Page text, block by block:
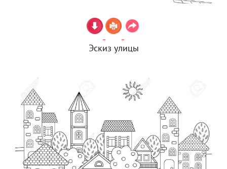
Эскиз улицы